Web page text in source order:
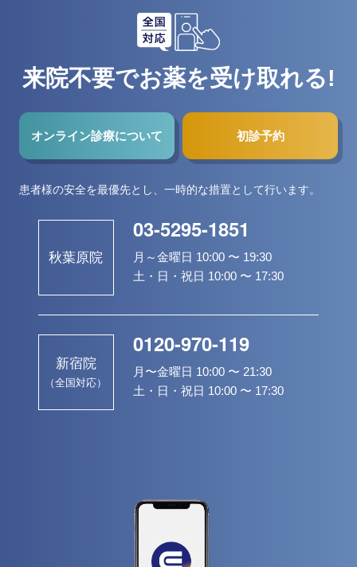
来院不要でお薬を受け取れる!
オンライン診療について 初診予約
患者様の安全を最優先とし、一時的な措置として行います。
秋葉原院
03-5295-1851
月～金曜日 10:00 〜 19:30
土・日・祝日 10:00 〜 17:30
新宿院
（全国対応）
0120-970-119
月〜金曜日 10:00 〜 21:30
土・日・祝日 10:00 〜 17:30